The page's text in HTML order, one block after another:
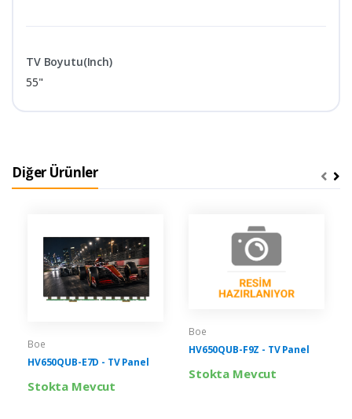
TV Boyutu(Inch)
55"
Diğer Ürünler
Boe
HV650QUB-E7D - TV Panel
Stokta Mevcut
Boe
HV650QUB-F9Z - TV Panel
Stokta Mevcut